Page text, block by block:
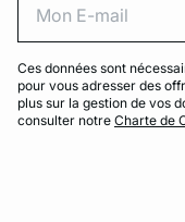
Ces données sont
pour vous adresser des
plus sur la gestion de vos
consulter notre Charte de